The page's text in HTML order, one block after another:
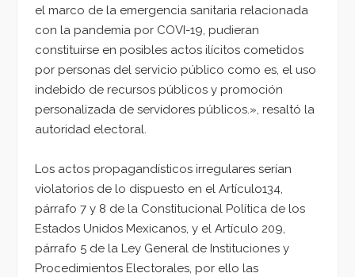
el marco de la emergencia sanitaria relacionada
con la pandemia por COVI-19, pudieran
constituirse en posibles actos ilícitos cometidos
por personas del servicio público como es, el uso
indebido de recursos públicos y promoción
personalizada de servidores públicos.», resaltó la
autoridad electoral.
Los actos propagandísticos irregulares serían
violatorios de lo dispuesto en el Artículo134,
párrafo 7 y 8 de la Constitucional Política de los
Estados Unidos Mexicanos, y el Artículo 209,
párrafo 5 de la Ley General de Instituciones y
Procedimientos Electorales, por ello las